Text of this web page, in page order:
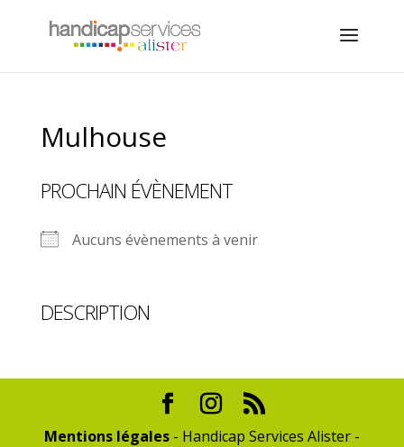
Mulhouse
PROCHAIN ÉVÈNEMENT
Aucuns évènements à venir
DESCRIPTION
Mentions légales- Handicap Services Alister -